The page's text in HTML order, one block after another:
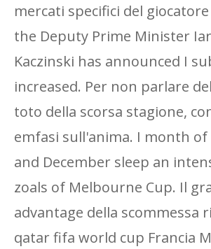
mercati specifici del
the Deputy Prime Minister
Kaczinski has announced I
increased. Per non parlare
toto della scorsa stagione,
emfasi sull'anima. I month
and December sleep an
zoals of Melbourne Cup. Il
advantage della scommessa
qatar fifa world cup Francia